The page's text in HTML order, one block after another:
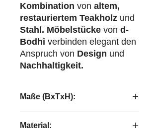
Kombination von altem,
restauriertem Teakholz und
Stahl. Möbelstücke von d-
Bodhi verbinden elegant den
Anspruch von Design und
Nachhaltigkeit.
Maße (BxTxH):
Material: